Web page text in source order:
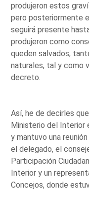
produjeron estos
pero posteriormente
seguirá presente
produjeron como
queden salvados,
naturales, tal y como
decreto.
Así, he de decirles
Ministerio del Interior
y mantuvo una
el delegado, el
Participación
Interior y un
Concejos, donde